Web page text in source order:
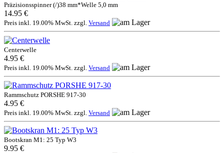
Präzisionsspinner (/)38 mm*Welle 5,0 mm
14.95 €
Preis inkl. 19.00% MwSt. zzgl. Versand
Centerwelle
4.95 €
Preis inkl. 19.00% MwSt. zzgl. Versand
Rammschutz PORSHE 917-30
4.95 €
Preis inkl. 19.00% MwSt. zzgl. Versand
Bootskran M1: 25 Typ W3
9.95 €